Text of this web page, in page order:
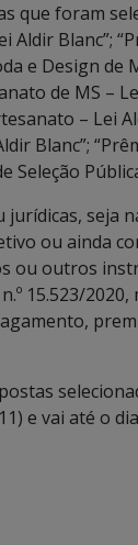
que foram
Aldir Blanc”;
e Design de
de MS –
– Lei
Blanc”;
Seleção
jurídicas, seja
ou ainda
ou outros
15.523/
e vai até o